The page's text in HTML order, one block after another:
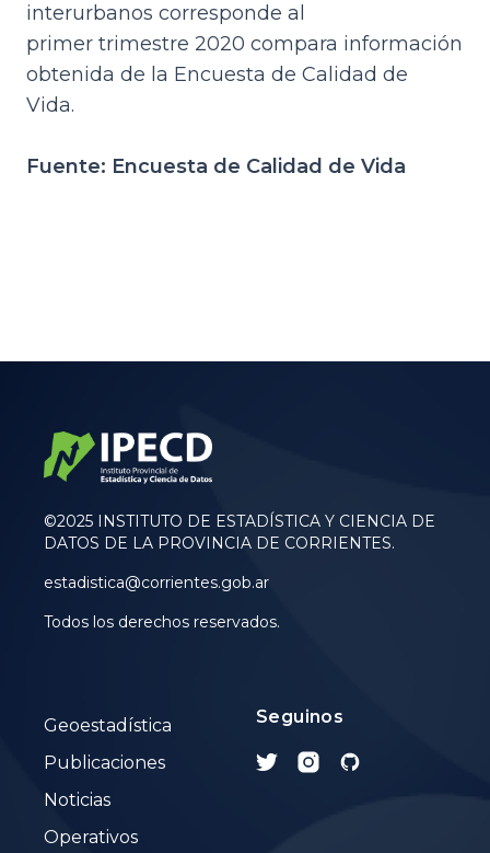
interurbanos corresponde al
primer trimestre 2020 compara información
obtenida de la Encuesta de Calidad de
Vida.
Fuente: Encuesta de Calidad de Vida
©2025 INSTITUTO DE ESTADÍSTICA Y CIENCIA DE
DATOS DE LA PROVINCIA DE CORRIENTES.
estadistica@corrientes.gob.ar
Todos los derechos reservados.
Geoestadística
Publicaciones
Noticias
Operativos
Seguinos